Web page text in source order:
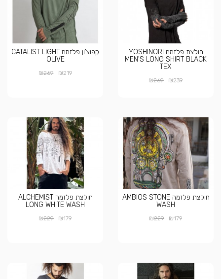
חולצת פלזמה YOSHINORI
MEN'S LONG SHIRT BLACK
TEX
₪239
₪269
קפוצ'ון פלזמה CATALIST LIGHT
OLIVE
₪219
₪269
חולצת פלזמה AMBIOS STONE
WASH
₪179
₪229
חולצת פלזמה ALCHEMIST
LONG WHITE WASH
₪179
₪229